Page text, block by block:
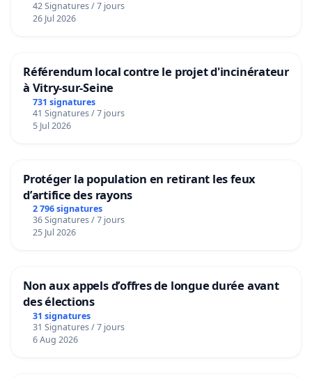
42 Signatures / 7 jours
26 Jul 2026
Référendum local contre le projet d'incinérateur
à Vitry-sur-Seine
731 signatures
41 Signatures / 7 jours
5 Jul 2026
Protéger la population en retirant les feux
d’artifice des rayons
2 796 signatures
36 Signatures / 7 jours
25 Jul 2026
Non aux appels d’offres de longue durée avant
des élections
31 signatures
31 Signatures / 7 jours
6 Aug 2026